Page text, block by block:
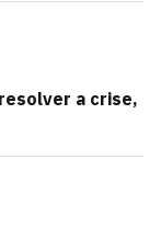
a crise,